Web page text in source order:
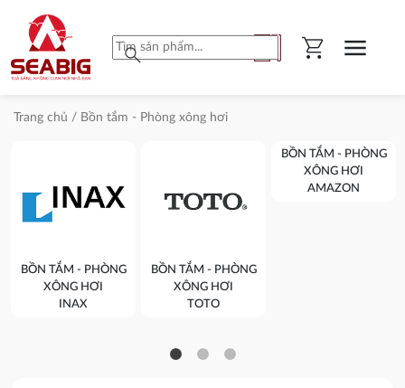
search shopping_cart menu
Trang chủ / Bồn tắm - Phòng xông hơi
BỒN TẮM - PHÒNG
XÔNG HƠI
INAX
BỒN TẮM - PHÒNG
XÔNG HƠI
TOTO
BỒN TẮM - PHÒNG
XÔNG HƠI
AMAZON